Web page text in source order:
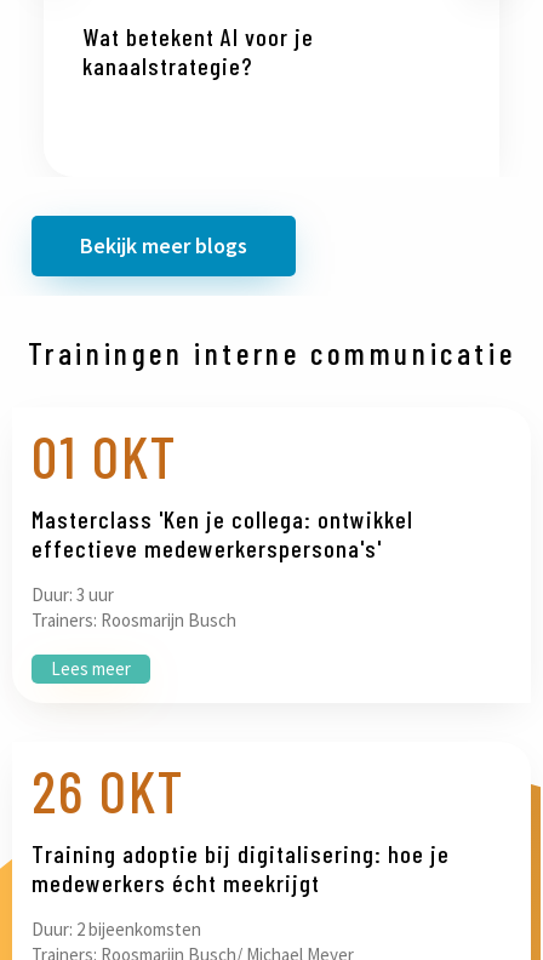
Wat betekent AI voor je
kanaalstrategie?
Bekijk meer blogs
Trainingen interne communicatie
01 OKT
Masterclass 'Ken je collega: ontwikkel
effectieve medewerkerspersona's'
Duur: 3 uur
Trainers: Roosmarijn Busch
Lees meer
26 OKT
Training adoptie bij digitalisering: hoe je
medewerkers écht meekrijgt
Duur: 2 bijeenkomsten
Trainers: Roosmarijn Busch/ Michael Meyer